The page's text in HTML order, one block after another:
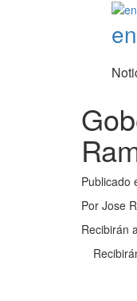
Publicado
Por Jose
Recibirán